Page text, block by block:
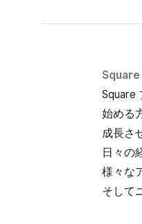
Square
Square
始める
成長さ
日々の​
様々な​
そして​